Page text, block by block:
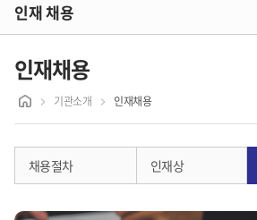
인재 채용
인재채용
기관소개 인재채용
채용절차 인재상